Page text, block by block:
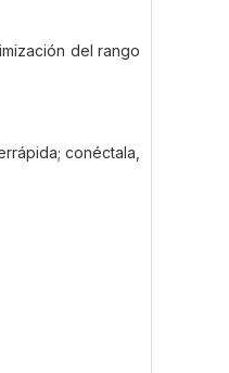
del rango
conéctala,